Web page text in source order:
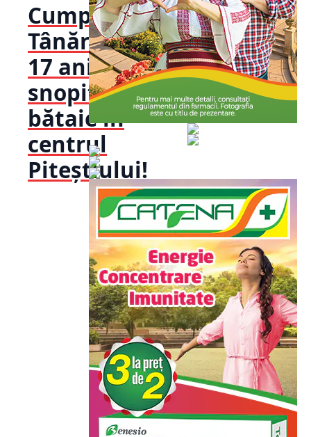
Cumplit!
Tânăr de
17 ani
snopit în
bătaie în
centrul
Piteștiului!